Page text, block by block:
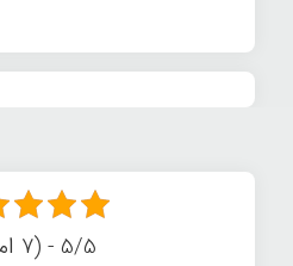
5/5 - (7 امتیاز)